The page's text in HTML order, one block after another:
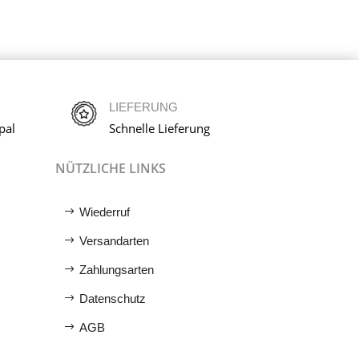
LIEFERUNG
Schnelle Lieferung
NÜTZLICHE LINKS
Wiederruf
Versandarten
Zahlungsarten
Datenschutz
AGB